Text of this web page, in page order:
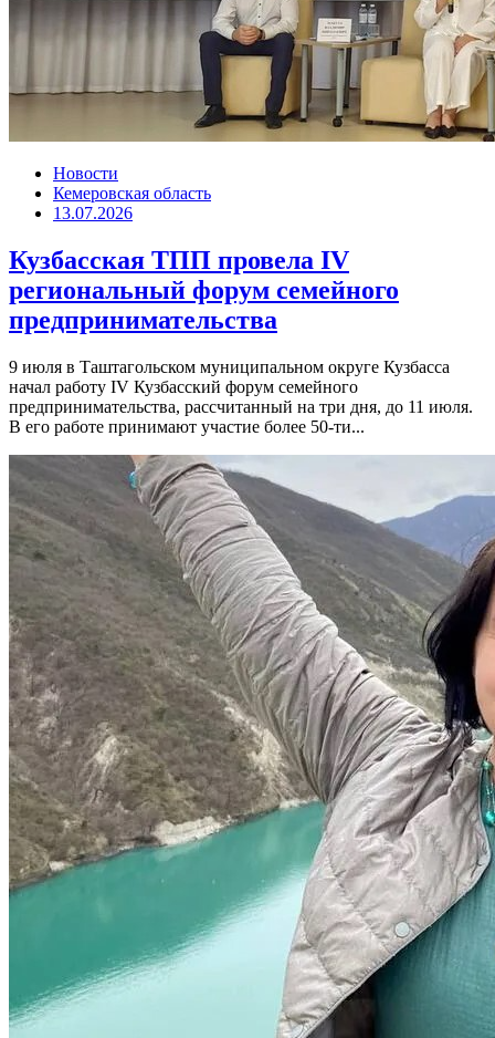
Новости
Кемеровская область
13.07.2026
Кузбасская ТПП провела IV
региональный форум семейного
предпринимательства
9 июля в Таштагольском муниципальном округе Кузбасса
начал работу IV Кузбасский форум семейного
предпринимательства, рассчитанный на три дня, до 11 июля.
В его работе принимают участие более 50-ти...